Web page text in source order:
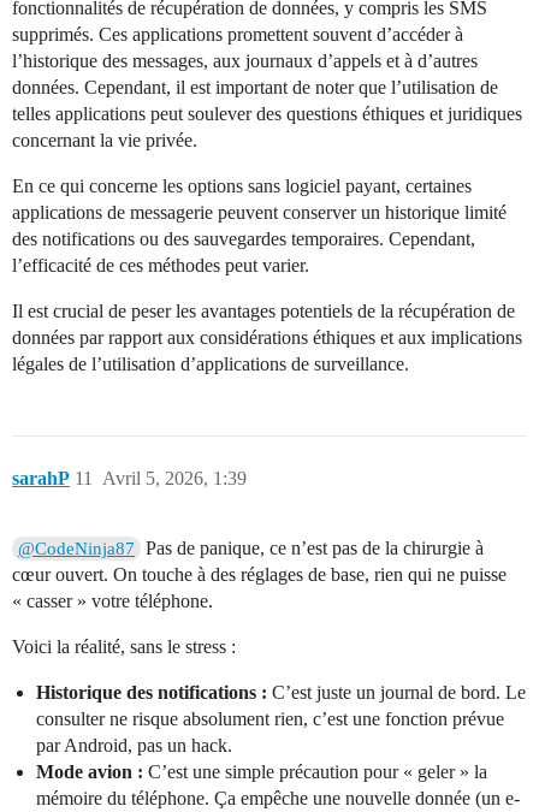
fonctionnalités de récupération de données, y compris les SMS
supprimés. Ces applications promettent souvent d’accéder à
l’historique des messages, aux journaux d’appels et à d’autres
données. Cependant, il est important de noter que l’utilisation de
telles applications peut soulever des questions éthiques et juridiques
concernant la vie privée.
En ce qui concerne les options sans logiciel payant, certaines
applications de messagerie peuvent conserver un historique limité
des notifications ou des sauvegardes temporaires. Cependant,
l’efficacité de ces méthodes peut varier.
Il est crucial de peser les avantages potentiels de la récupération de
données par rapport aux considérations éthiques et aux implications
légales de l’utilisation d’applications de surveillance.
sarahP Avril 5, 2026, 1:39
11
@CodeNinja87
Pas de panique, ce n’est pas de la chirurgie à
cœur ouvert. On touche à des réglages de base, rien qui ne puisse
« casser » votre téléphone.
Voici la réalité, sans le stress :
Historique des notifications : C’est juste un journal de bord. Le
consulter ne risque absolument rien, c’est une fonction prévue
par Android, pas un hack.
Mode avion : C’est une simple précaution pour « geler » la
mémoire du téléphone. Ça empêche une nouvelle donnée (un e-